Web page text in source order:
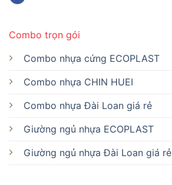
Combo trọn gói
Combo nhựa cứng ECOPLAST
Combo nhựa CHIN HUEI
Combo nhựa Đài Loan giá rẻ
Giường ngủ nhựa ECOPLAST
Giường ngủ nhựa Đài Loan giá rẻ